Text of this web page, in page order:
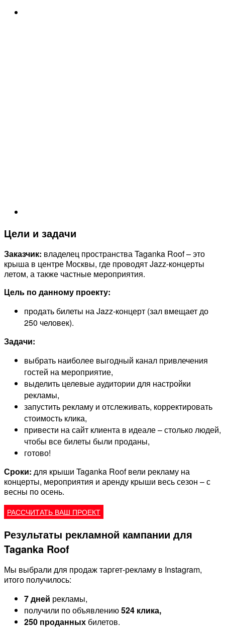
Цели и задачи
Заказчик: владелец пространства Taganka Roof – это
крыша в центре Москвы, где проводят Jazz-концерты
летом, а также частные мероприятия.
Цель по данному проекту:
продать билеты на Jazz-концерт (зал вмещает до
250 человек).
Задачи:
выбрать наиболее выгодный канал привлечения
гостей на мероприятие,
выделить целевые аудитории для настройки
рекламы,
запустить рекламу и отслеживать, корректировать
стоимость клика,
привести на сайт клиента в идеале – столько людей,
чтобы все билеты были проданы,
готово!
Сроки: для крыши Taganka Roof вели рекламу на
концерты, мероприятия и аренду крыши весь сезон – с
весны по осень.
РАССЧИТАТЬ ВАШ ПРОЕКТ
Результаты рекламной кампании для
Taganka Roof
Мы выбрали для продаж таргет-рекламу в Instagram,
итого получилось:
7 дней рекламы,
получили по объявлению524 клика,
250 проданных билетов.